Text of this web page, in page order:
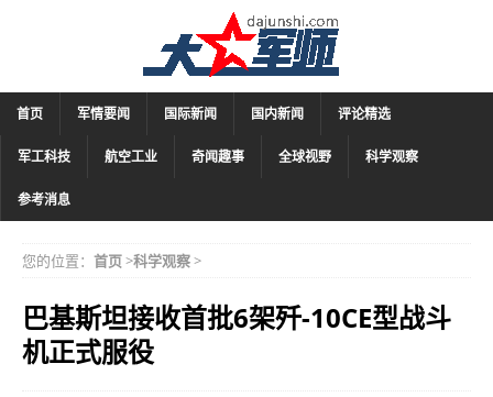
首页 军情要闻 国际新闻 国内新闻 评论精选
军工科技 航空工业 奇闻趣事 全球视野 科学观察
参考消息
您的位置： 首页>科学观察>
巴基斯坦接收首批6架歼-10CE型战斗
机正式服役